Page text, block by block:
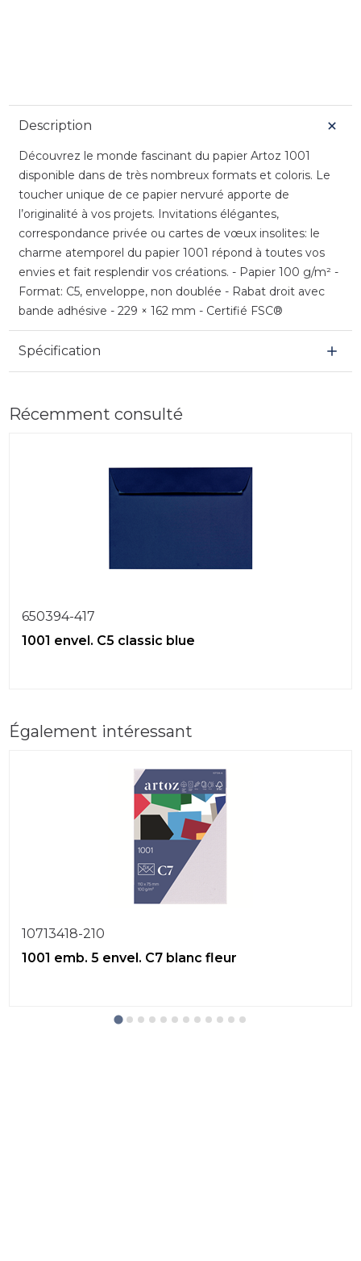
Description
Découvrez le monde fascinant du papier Artoz 1001
disponible dans de très nombreux formats et coloris. Le
toucher unique de ce papier nervuré apporte de
l’originalité à vos projets. Invitations élégantes,
correspondance privée ou cartes de vœux insolites: le
charme atemporel du papier 1001 répond à toutes vos
envies et fait resplendir vos créations. - Papier 100 g/m² -
Format: C5, enveloppe, non doublée - Rabat droit avec
bande adhésive - 229 × 162 mm - Certifié FSC®
Spécification
Récemment consulté
650394-417
1001 envel. C5 classic blue
Également intéressant
10713418-210
1001 emb. 5 envel. C7 blanc fleur